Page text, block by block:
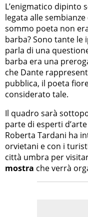
L’enigmatico dipinto
legata alle sembianze
sommo poeta non
barba? Sono tante
parla di una
barba era una
che Dante
pubblica, il poeta
considerato tale.
Il quadro sarà
parte di esperti
Roberta Tardani ha
orvietani e con i
città umbra per
mostra che verrà